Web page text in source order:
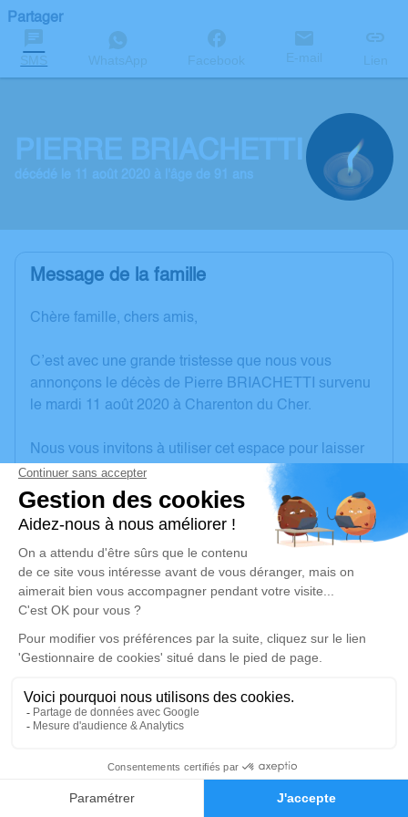
Faire-part Hommages
Partager
SMS WhatsApp Facebook E-mail Lien
PIERRE BRIACHETTI
décédé le 11 août 2020 à l'âge de 91 ans
Message de la famille
Chère famille, chers amis,
C’est avec une grande tristesse que nous vous
annonçons le décès de Pierre BRIACHETTI survenu
le mardi 11 août 2020 à Charenton du Cher.
Nous vous invitons à utiliser cet espace pour laisser
vos condoléances, partager des photos souvenirs,
une anecdote ou exprimer vos pensées à travers des
poèmes ou des textes. Cet endroit est un lieu
d'expression dédié à honorer la mémoire de Pierre
BRIACHETTI.
Un service de plantation d’arbre hommage est
disponible ici.
Je rends hommage
Cérémonie civile
Crématorium de Pignoux de Bourges
18000 Bourges